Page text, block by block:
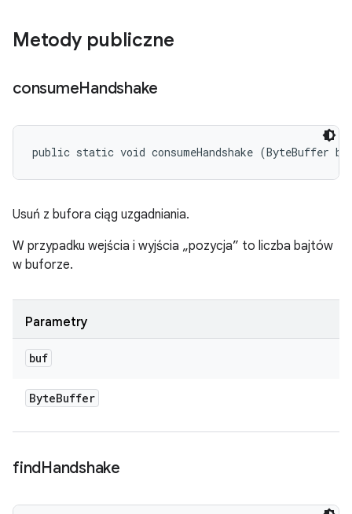
Metody publiczne
consumeHandshake
public static void consumeHandshake (ByteBuffer
Usuń z bufora ciąg uzgadniania.
W przypadku wejścia i wyjścia „pozycja” to liczba bajtów
w buforze.
Parametry
buf
ByteBuffer
findHandshake